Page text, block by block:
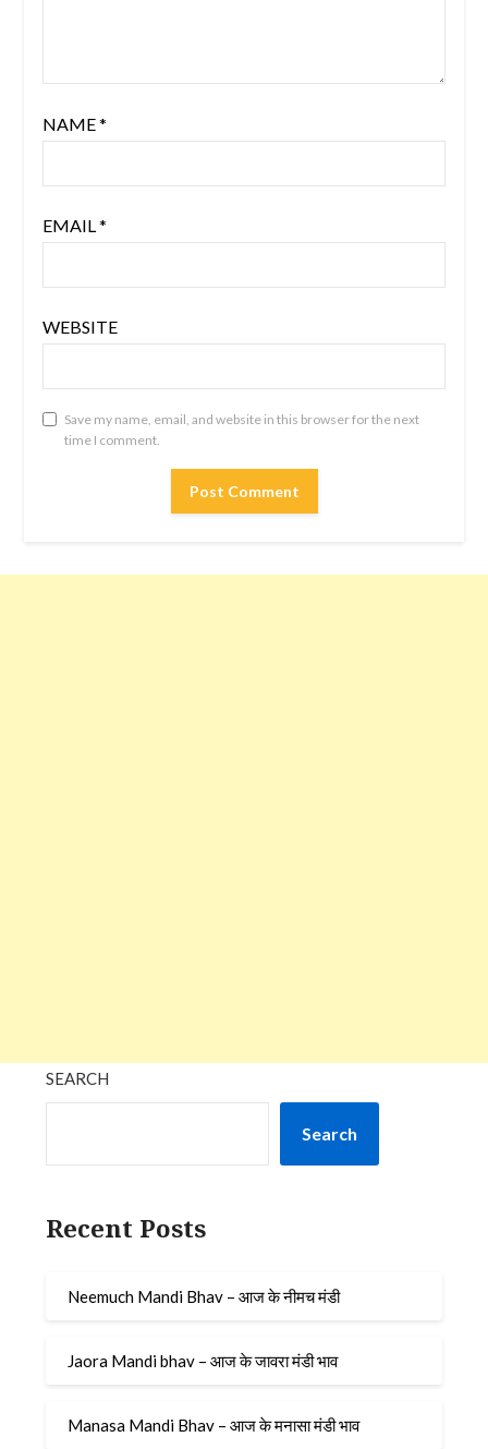
NAME*
EMAIL *
WEBSITE
Save my name, email, and website in this browser for the next
time I comment.
SEARCH
Search
Recent Posts
Neemuch Mandi Bhav – आज के नीमच मंडी
Jaora Mandi bhav – आज के जावरा मंडी भाव
Manasa Mandi Bhav – आज के मनासा मंडी भाव